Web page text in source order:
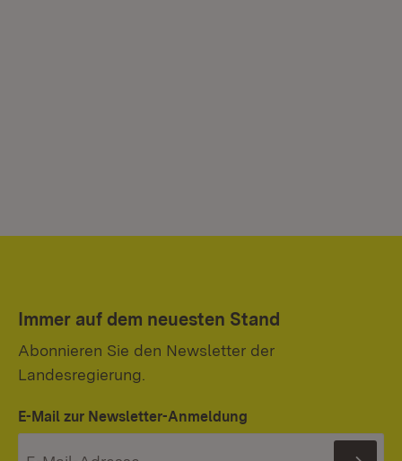
Immer auf dem neuesten Stand
Abonnieren Sie den Newsletter der
Landesregierung.
E-Mail zur Newsletter-Anmeldung